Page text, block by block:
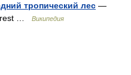
тропический лес —
…
Википедия